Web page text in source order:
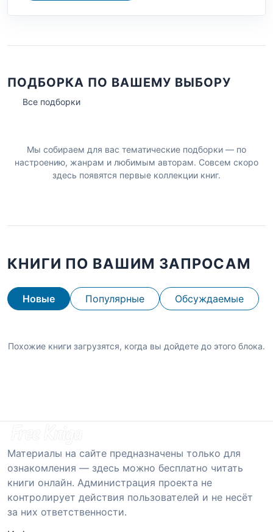
ПОДБОРКА ПО ВАШЕМУ ВЫБОРУ
Все подборки
Мы собираем для вас тематические подборки — по
настроению, жанрам и любимым авторам. Совсем скоро
здесь появятся первые коллекции книг.
КНИГИ ПО ВАШИМ ЗАПРОСАМ
Новые Популярные Обсуждаемые
Похожие книги загрузятся, когда вы дойдете до этого блока.
Материалы на сайте предназначены только для
ознакомления — здесь можно бесплатно читать
книги онлайн. Администрация проекта не
контролирует действия пользователей и не несёт
за них ответственности.